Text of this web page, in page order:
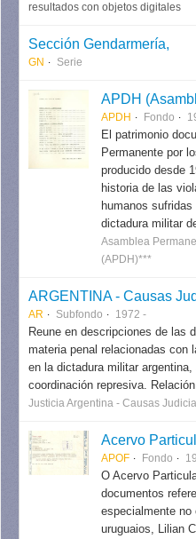
resultados con objetos digitales
Sección Gendarmería,
GN Serie
APDH Fondo
El patrimonio
Permanente por
producido desde
historia de las
humanos
dictadura militar
Asamblea
(APDH)***
ARGENTINA - Causas
AR Subfondo 1972 -
Reune en descripciones de las
materia penal relacionadas con
en la dictadura militar
coordinación represiva.
Justicia Argentina - Causas
Acervo
APOF Fondo
O Acervo
documentos
especialmente no
uruguaios, Lilian